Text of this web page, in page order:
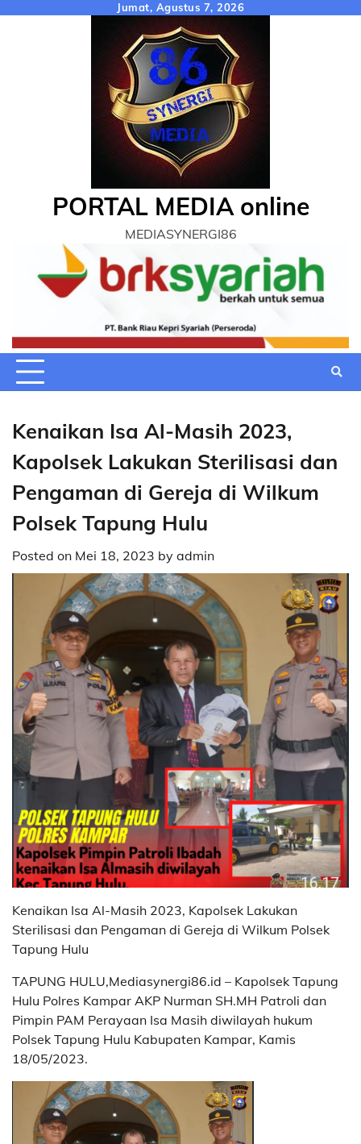
Jumat, Agustus 7, 2026
PORTAL MEDIA online
MEDIASYNERGI86
Kenaikan Isa Al-Masih 2023,
Kapolsek Lakukan Sterilisasi dan
Pengaman di Gereja di Wilkum
Polsek Tapung Hulu
Posted on Mei 18, 2023 by admin
Kenaikan Isa Al-Masih 2023, Kapolsek Lakukan
Sterilisasi dan Pengaman di Gereja di Wilkum Polsek
Tapung Hulu
TAPUNG HULU,Mediasynergi86.id – Kapolsek Tapung
Hulu Polres Kampar AKP Nurman SH.MH Patroli dan
Pimpin PAM Perayaan Isa Masih diwilayah hukum
Polsek Tapung Hulu Kabupaten Kampar, Kamis
18/05/2023.